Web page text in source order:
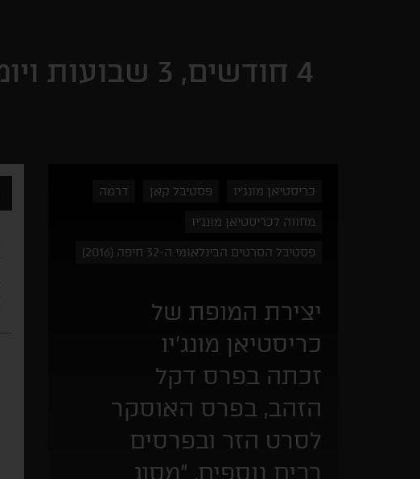
4 חודשים, 3 שבועות ויומיים |
כריסטיאן מונג'יו פסטיבל קאן דרמה
מחווה לכריסטיאן מונג'יו
פסטיבל הסרטים הבינלאומי ה-32 חיפה (2016)
יצירת המופת של
כריסטיאן מונג'יו
זכתה בפרס דקל
הזהב, בפרס האוסקר
לסרט הזר ובפרסים
רבים נוספים. "מסוג